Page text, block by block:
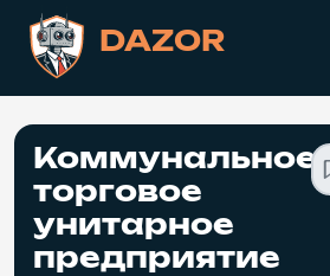
DAZOR
Коммунальное
торговое
унитарное
предприятие